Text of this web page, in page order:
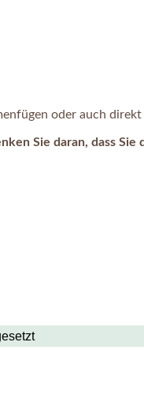
oder auch
Sie daran, dass